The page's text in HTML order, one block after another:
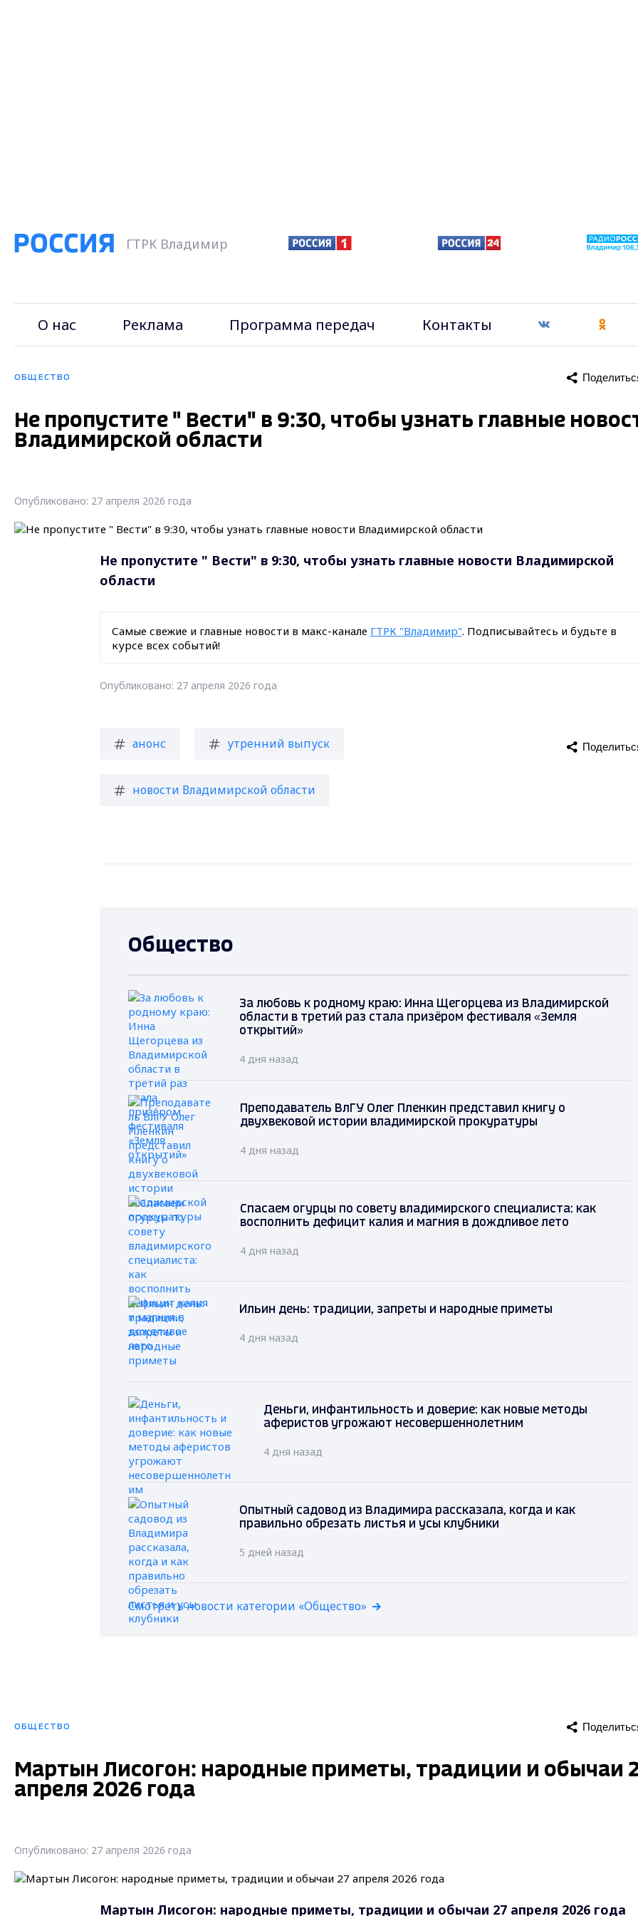
ГТРК Владимир
О нас Реклама Программа передач Контакты
ОБЩЕСТВО
Не пропустите " Вести" в 9:30, чтобы узнать главные
Владимирской области
Опубликовано: 27 апреля 2026 года
Не пропустите " Вести" в 9:30, чтобы узнать главные новости Владимирской
области
Самые свежие и главные новости в макс-канале ГТРК "Владимир". Подписывайтесь и будьте в
курсе всех событий!
Опубликовано: 27 апреля 2026 года
анонс утренний выпуск
новости Владимирской области
Общество
За любовь к родному краю: Инна Щегорцева из Владимирской
области в третий раз стала призёром фестиваля «Земля
открытий»
4 дня назад
Преподаватель ВлГУ Олег Пленкин представил книгу о
двухвековой истории владимирской прокуратуры
4 дня назад
Спасаем огурцы по совету владимирского специалиста: как
восполнить дефицит калия и магния в дождливое лето
4 дня назад
Ильин день: традиции, запреты и народные приметы
4 дня назад
Деньги, инфантильность и доверие: как новые методы
аферистов угрожают несовершеннолетним
4 дня назад
Опытный садовод из Владимира рассказала, когда и как
правильно обрезать листья и усы клубники
5 дней назад
Смотреть новости категории «Общество»
ОБЩЕСТВО
Мартын Лисогон: народные приметы, традиции и обычаи
апреля 2026 года
Опубликовано: 27 апреля 2026 года
Мартын Лисогон: народные приметы, традиции и обычаи 27 апреля 2026 года